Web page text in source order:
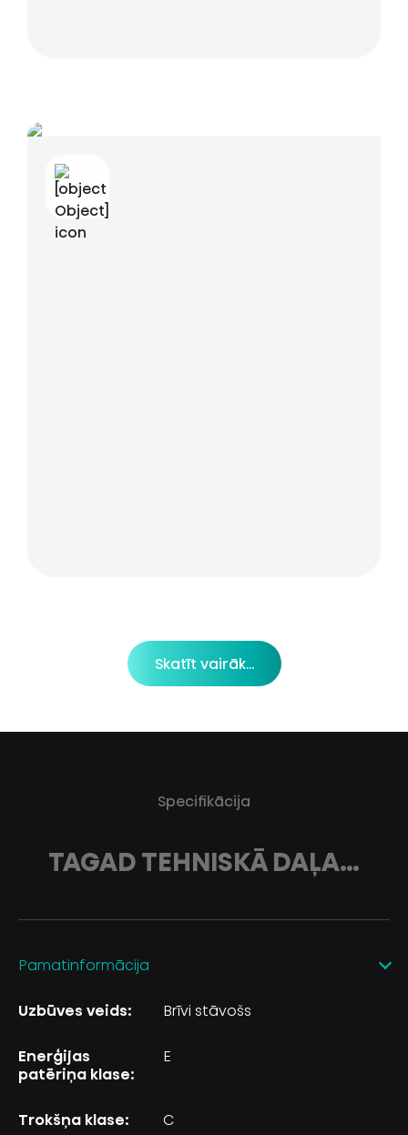
Skatīt vairāk...
Specifikācija
TAGAD TEHNISKĀ DAĻA…
Pamatinformācija
Uzbūves veids: Brīvi stāvošs
Enerģijas
patēriņa klase:
E
Trokšņa klase: C